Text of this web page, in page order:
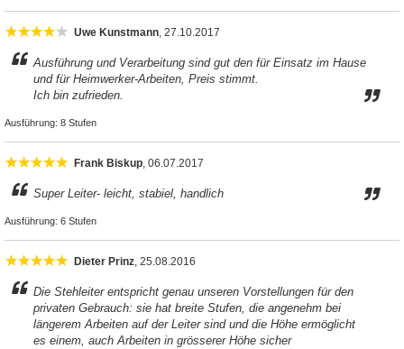
Uwe Kunstmann, 27.10.2017
Ausführung und Verarbeitung sind gut den für Einsatz im Hause
und für Heimwerker-Arbeiten, Preis stimmt.
Ich bin zufrieden.
Ausführung: 8 Stufen
Frank Biskup, 06.07.2017
Super Leiter- leicht, stabiel, handlich
Ausführung: 6 Stufen
Dieter Prinz, 25.08.2016
Die Stehleiter entspricht genau unseren Vorstellungen für den
privaten Gebrauch: sie hat breite Stufen, die angenehm bei
längerem Arbeiten auf der Leiter sind und die Höhe ermöglicht
es einem, auch Arbeiten in grösserer Höhe sicher